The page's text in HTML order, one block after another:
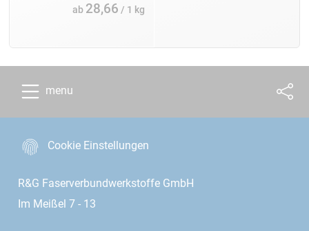
ab 28,66 / 1 kg
menu
Cookie Einstellungen
R&G Faserverbundwerkstoffe GmbH
Im Meißel 7 - 13